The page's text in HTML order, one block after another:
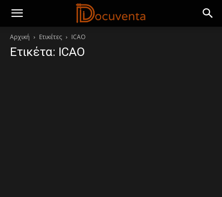
Αρχική Ετικέτες ICAO
Ετικέτα: ICAO